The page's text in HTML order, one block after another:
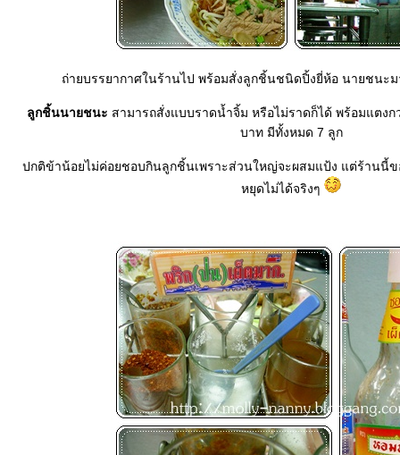
ถ่ายบรรยากาศในร้านไป พร้อมสั่งลูกชิ้นชนิดปิ้งยี่ห้อ นายชนะม
ลูกชิ้นนายชนะ สามารถสั่งแบบราดน้ำจิ้ม หรือไม่ราดก็ได้ พร้อมแตงก
บาท มีทั้งหมด 7 ลูก
ปกติข้าน้อยไม่ค่อยชอบกินลูกชิ้นเพราะส่วนใหญ่จะผสมแป้ง แต่ร้านนี้
หยุดไม่ได้จริงๆ